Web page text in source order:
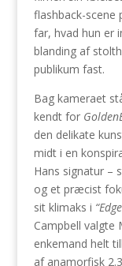
flashback-scene
far, hvad hun er
blanding af
publikum fast.
Bag kameraet
kendt for
den delikate
midt i en
Hans signatur –
og et præcist
sit klimaks i
Campbell valgte
enkemand helt
af anamorfisk